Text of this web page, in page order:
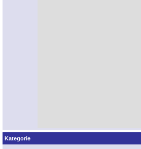
Kategorie